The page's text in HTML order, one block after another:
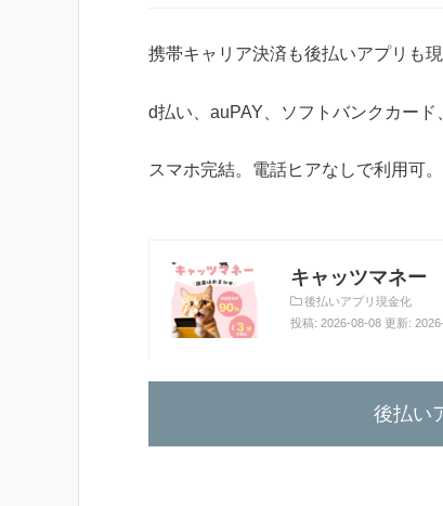
携帯キャリア決済も後払いアプリも現
d払い、auPAY、ソフトバンクカード
スマホ完結。電話ヒアなしで利用可。
キャッツマネー
後払いアプリ現金化
投稿: 2026-08-08 更新:
後払い